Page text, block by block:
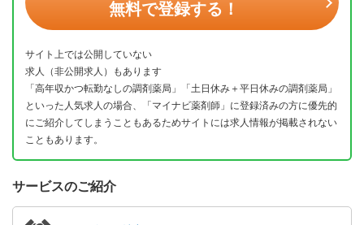
無料で登録する！
サイト上では公開していない
求人（非公開求人）もあります
「高年収かつ転勤なしの調剤薬局」「土日休み＋平日休みの調剤薬局」
といった人気求人の場合、「マイナビ薬剤師」に登録済みの方に優先的
にご紹介してしまうこともあるためサイトには求人情報が掲載されない
こともあります。
サービスのご紹介